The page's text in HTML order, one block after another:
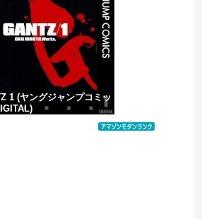
有難い「土葬は絶対にダメだ】
1 (ヤングジャンプコミッ
価格：¥617